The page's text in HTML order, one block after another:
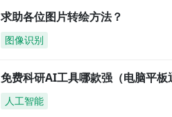
求助各位图片转绘方法？
图像识别
免费科研AI工具哪款强（电脑平板
人工智能